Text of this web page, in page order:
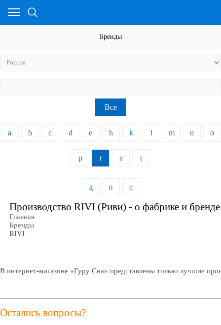
Бренды
Все
a b c d e h k l m n o
p r s t
д п с
Производство RIVI (Риви) - о фабрике и бренде
Главная
Бренды
RIVI
В интернет-магазине «Гуру Сна» представлены только лучшие
Остались вопросы?